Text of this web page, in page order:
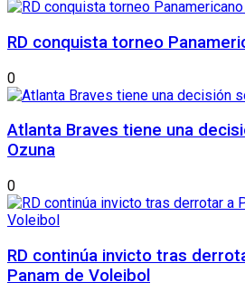
RD conquista torneo
0
Atlanta Braves tiene una
Ozuna
0
RD continúa invicto tras
Panam de Voleibol